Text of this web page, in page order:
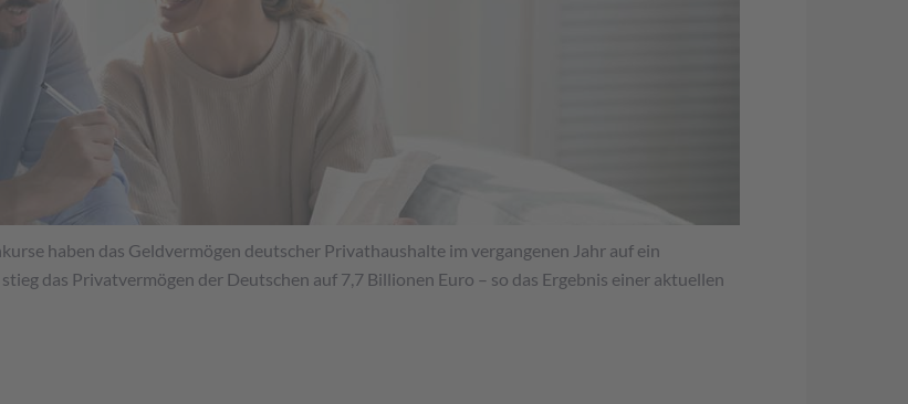
haben das Geldvermögen deutscher Privathaushalte im vergangenen Jahr auf ein
das Privatvermögen der Deutschen auf 7,7 Billionen Euro – so das Ergebnis einer aktuellen